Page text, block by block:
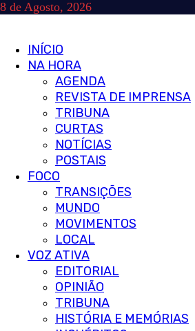
Skip
8 de Agosto, 2026
Primary
Menu
INÍCIO
NA HORA
AGENDA
REVISTA DE IMPRENSA
TRIBUNA
CURTAS
NOTÍCIAS
POSTAIS
FOCO
TRANSIÇÕES
MUNDO
MOVIMENTOS
LOCAL
VOZ ATIVA
EDITORIAL
OPINIÃO
TRIBUNA
HISTÓRIA E MEMÓRIAS